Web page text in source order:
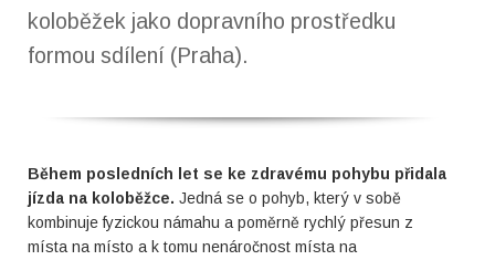
koloběžek jako dopravního prostředku
formou sdílení (Praha).
Během posledních let se ke zdravému pohybu přidala
jízda na koloběžce. Jedná se o pohyb, který v sobě
kombinuje fyzickou námahu a poměrně rychlý přesun z
místa na místo a k tomu nenáročnost místa na